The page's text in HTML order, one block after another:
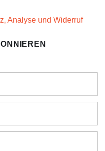
Analyse und Widerruf